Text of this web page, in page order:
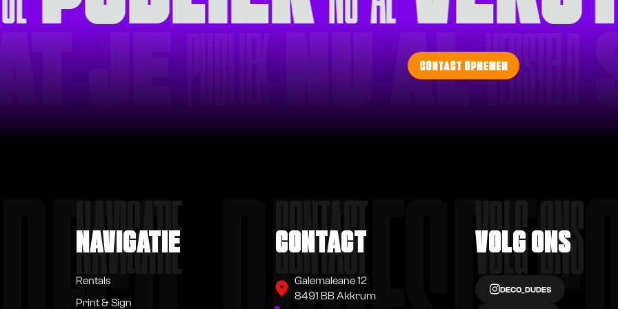
JEPUBLIEKNU ALVERSTELD
CONTACT OPNEMEN
NAVIGATIE
NAVIGATIE
Rentals
Print & Sign
CONTACT
CONTACT
Galemaleane 12
8491 BB Akkrum
VOLG ONS
VOLG ONS
DECO_DUDES